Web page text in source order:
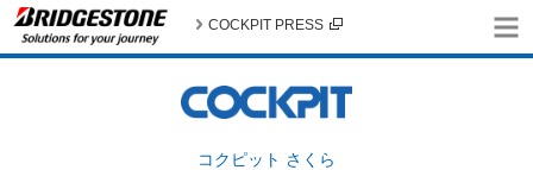
コクピット さくら
COCKPIT PRESS